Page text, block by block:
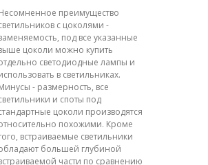
преимущество
с цоколями -
под все указанные
цоколи можно купить
светодиодные лампы и
в светильниках.
- размерность, все
и споты под
цоколи производятся
похожими. Кроме
встраиваемые светильники
большей глубиной
части по сравнению